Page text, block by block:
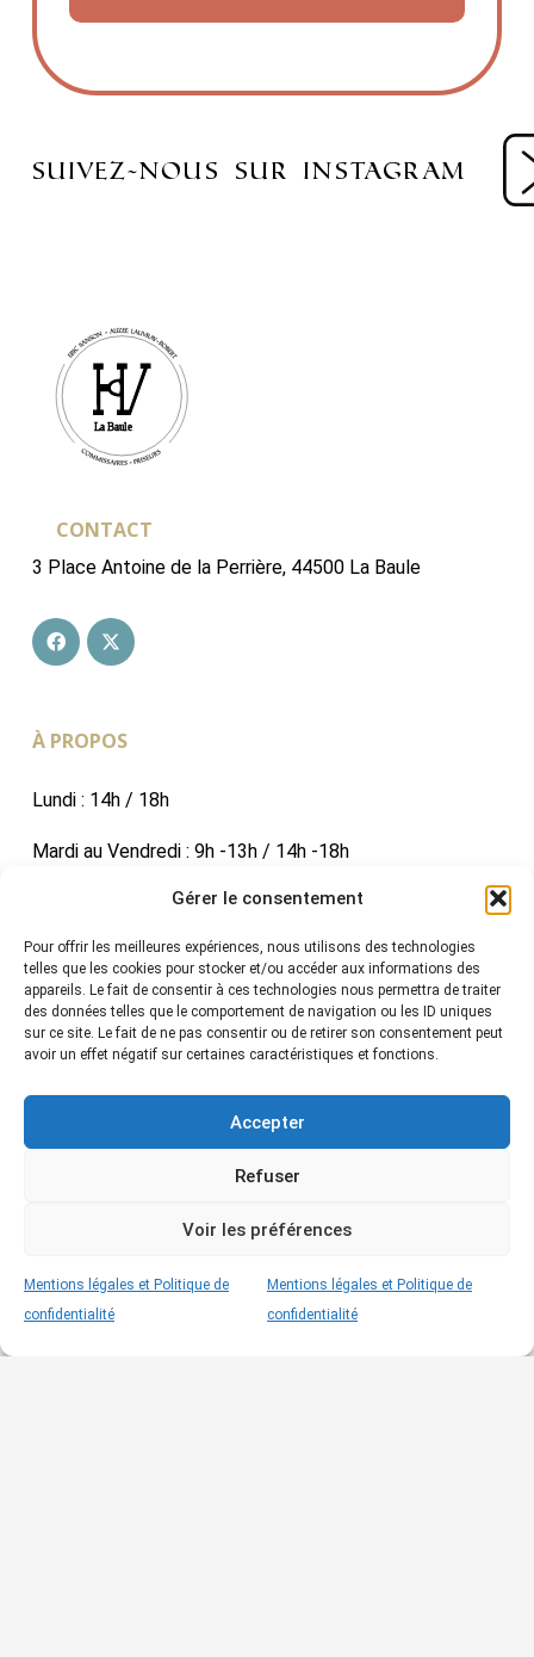
Gérer le consentement
Pour offrir les meilleures expériences, nous utilisons des technologies
telles que les cookies pour stocker et/ou accéder aux informations des
appareils. Le fait de consentir à ces technologies nous permettra de traiter
des données telles que le comportement de navigation ou les ID uniques
sur ce site. Le fait de ne pas consentir ou de retirer son consentement peut
avoir un effet négatif sur certaines caractéristiques et fonctions.
Accepter
Refuser
Voir les préférences
Mentions légales et Politique de
confidentialité
Mentions légales et Politique de
confidentialité
suivez-nous sur instagram
CONTACT
3 Place Antoine de la Perrière, 44500 La Baule
À PROPOS
Lundi : 14h / 18h
Mardi au Vendredi : 9h -13h / 14h -18h
Expertises gratuites : sur rendez-vous / par mail / par
NOUS CONTACTER
L’Etude